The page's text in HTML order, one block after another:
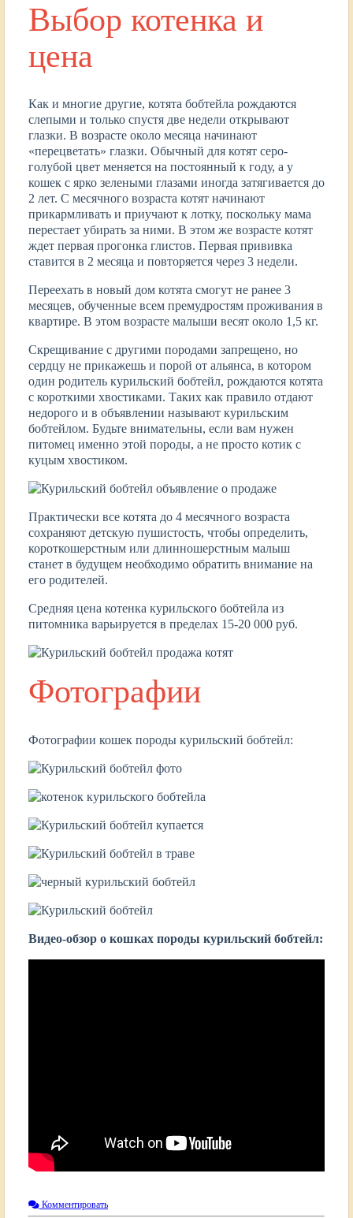
Выбор котенка и
цена
Как и многие другие, котята бобтейла рождаются
слепыми и только спустя две недели открывают
глазки. В возрасте около месяца начинают
«перецветать» глазки. Обычный для котят серо-
голубой цвет меняется на постоянный к году, а у
кошек с ярко зелеными глазами иногда затягивается до
2 лет. С месячного возраста котят начинают
прикармливать и приучают к лотку, поскольку мама
перестает убирать за ними. В этом же возрасте котят
ждет первая прогонка глистов. Первая прививка
ставится в 2 месяца и повторяется через 3 недели.
Переехать в новый дом котята смогут не ранее 3
месяцев, обученные всем премудростям проживания в
квартире. В этом возрасте малыши весят около 1,5 кг.
Скрещивание с другими породами запрещено, но
сердцу не прикажешь и порой от альянса, в котором
один родитель курильский бобтейл, рождаются котята
с короткими хвостиками. Таких как правило отдают
недорого и в объявлении называют курильским
бобтейлом. Будьте внимательны, если вам нужен
питомец именно этой породы, а не просто котик с
куцым хвостиком.
Практически все котята до 4 месячного возраста
сохраняют детскую пушистость, чтобы определить,
короткошерстным или длинношерстным малыш
станет в будущем необходимо обратить внимание на
его родителей.
Средняя цена котенка курильского бобтейла из
питомника варьируется в пределах 15-20 000 руб.
Фотографии
Фотографии кошек породы курильский бобтейл:
Видео-обзор о кошках породы курильский бобтейл:
Комментировать